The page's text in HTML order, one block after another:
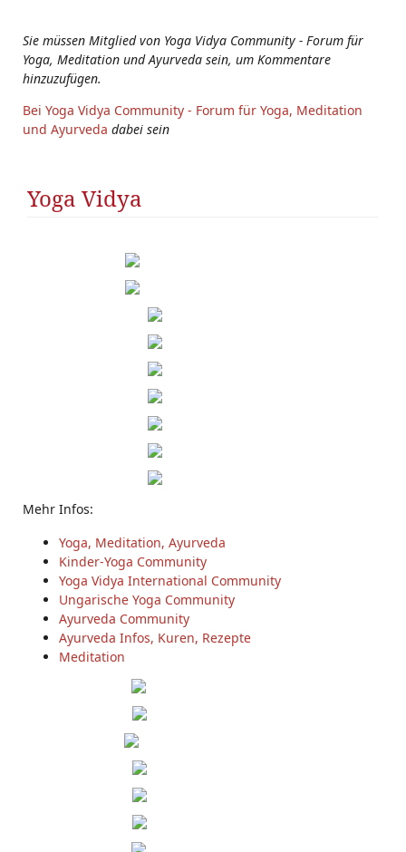
Sie müssen Mitglied von Yoga Vidya Community - Forum für
Yoga, Meditation und Ayurveda sein, um Kommentare
hinzuzufügen.
Bei Yoga Vidya Community - Forum für Yoga, Meditation
und Ayurveda dabei sein
Yoga Vidya
Mehr Infos:
Yoga, Meditation, Ayurveda
Kinder-Yoga Community
Yoga Vidya International Community
Ungarische Yoga Community
Ayurveda Community
Ayurveda Infos, Kuren, Rezepte
Meditation